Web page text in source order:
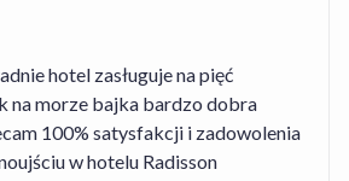
hotel zasługuje na pięć
na morze bajka bardzo dobra
100% satysfakcji i zadowolenia
w hotelu Radisson